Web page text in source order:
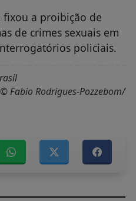
fixou a proibição de
de crimes sexuais em
policiais.
Fabio Rodrigues-Pozzebom/